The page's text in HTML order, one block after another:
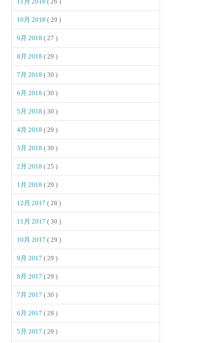
10月 2018( 29 )
9月 2018( 27 )
8月 2018( 29 )
7月 2018( 30 )
6月 2018( 30 )
5月 2018( 30 )
4月 2018( 29 )
3月 2018( 30 )
2月 2018( 25 )
1月 2018( 29 )
12月 2017( 28 )
11月 2017( 30 )
10月 2017( 29 )
9月 2017( 29 )
8月 2017( 29 )
7月 2017( 30 )
6月 2017( 28 )
5月 2017( 29 )